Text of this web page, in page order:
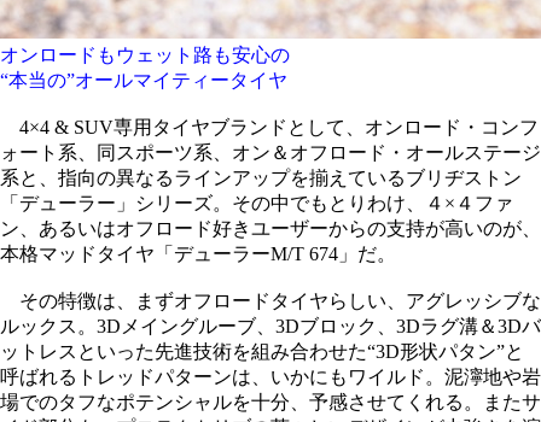
オンロードもウェット路も安心の
“本当の”オールマイティータイヤ
4×4 & SUV専用タイヤブランドとして、オンロード・コンフ
ォート系、同スポーツ系、オン＆オフロード・オールステージ
系と、指向の異なるラインアップを揃えているブリヂストン
「デューラー」シリーズ。その中でもとりわけ、４×４ファ
ン、あるいはオフロード好きユーザーからの支持が高いのが、
本格マッドタイヤ「デューラーM/T 674」だ。
その特徴は、まずオフロードタイヤらしい、アグレッシブな
ルックス。3Dメイングルーブ、3Dブロック、3Dラグ溝＆3Dバ
ットレスといった先進技術を組み合わせた“3D形状パタン”と
呼ばれるトレッドパターンは、いかにもワイルド。泥濘地や岩
場でのタフなポテンシャルを十分、予感させてくれる。またサ